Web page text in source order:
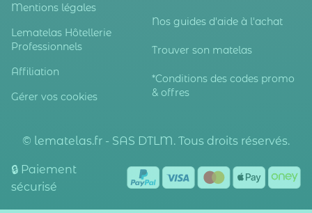
Mentions légales
Lematelas Hôtellerie
Professionnels
Affiliation
Gérer vos cookies
Nos guides d'aide à l'achat
Trouver son matelas
*Conditions des codes promo
& offres
© lematelas.fr - SAS DTLM. Tous droits réservés.
🔒 Paiement
sécurisé